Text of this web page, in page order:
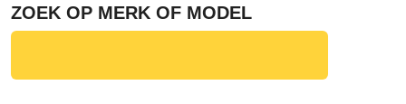
ZOEK OP MERK OF MODEL